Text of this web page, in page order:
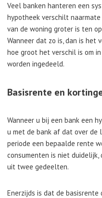
Veel banken hanteren een
hypotheek verschilt
van de woning groter is ten
Wanneer dat zo is, dan is het
hoe groot het verschil is om
worden ingedeeld.
Basisrente en
Wanneer u bij een bank een
u met de bank af dat over de
periode een bepaalde rente
consumenten is niet
uit twee gedeelten.
Enerzijds is dat de